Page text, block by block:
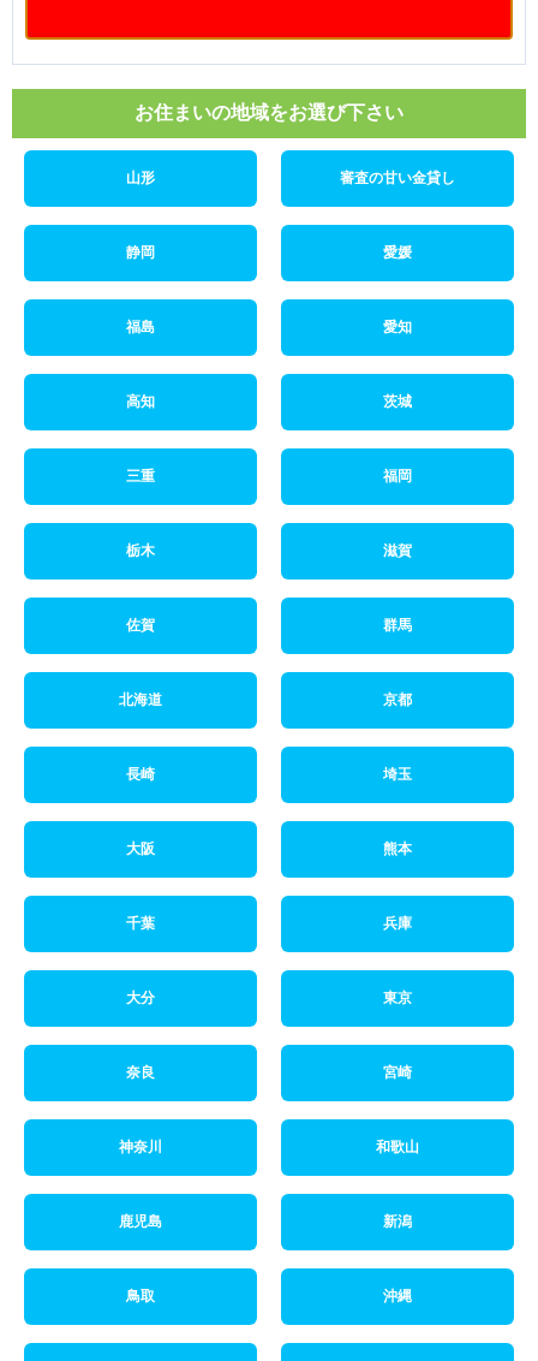
お住まいの地域をお選び下さい
山形 審査の甘い金貸し
静岡 愛媛
福島 愛知
高知 茨城
三重 福岡
栃木 滋賀
佐賀 群馬
北海道 京都
長崎 埼玉
大阪 熊本
千葉 兵庫
大分 東京
奈良 宮崎
神奈川 和歌山
鹿児島 新潟
鳥取 沖縄